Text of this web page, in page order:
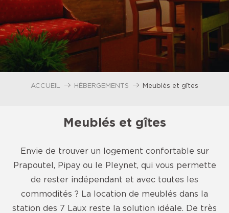
ACCUEIL HÉBERGEMENTS Meublés et gîtes
Meublés et gîtes
Envie de trouver un logement confortable sur
Prapoutel, Pipay ou le Pleynet, qui vous permette
de rester indépendant et avec toutes les
commodités ? La location de meublés dans la
station des 7 Laux reste la solution idéale. De très